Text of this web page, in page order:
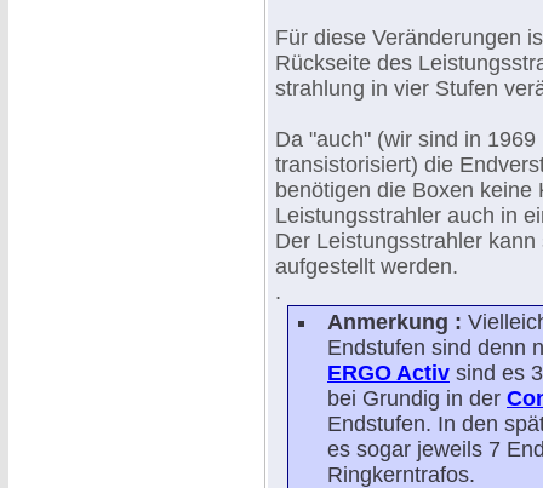
Für diese Veränderungen
Rückseite des
strahlung in vier Stufen
Da "auch" (wir sind in
transistorisiert) die
benötigen die Boxen
Leistungsstrahler auch in
Der Leistungsstrahler
aufgestellt werden.
.
Anmerkung :
Endstufen sind denn
ERGO Activ sind es
bei Grundig in der
Endstufen. In den
es sogar jeweils 7
Ringkerntrafos.